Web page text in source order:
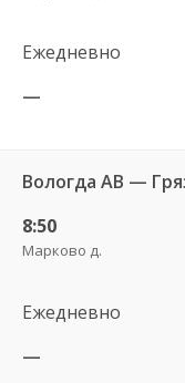
Ежедневно
—
Вологда АВ —
8:50
Марково д.
Ежедневно
—